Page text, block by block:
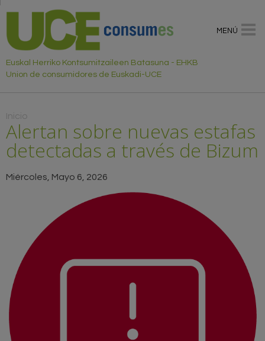
Euskal Herriko Kontsumitzaileen Batasuna - EHKB
Union de consumidores de Euskadi-UCE
Usted está aquí
Inicio
Alertan sobre nuevas estafas
detectadas a través de Bizum
Miércoles, Mayo 6, 2026
MENÚ